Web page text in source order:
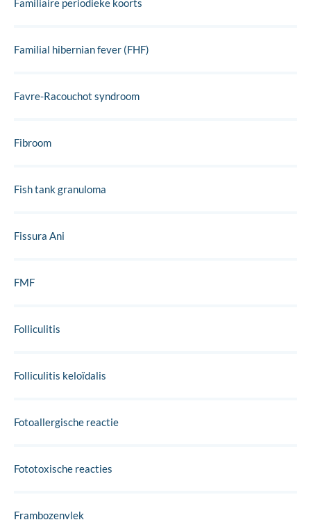
Familiaire periodieke koorts
Familial hibernian fever (FHF)
Favre-Racouchot syndroom
Fibroom
Fish tank granuloma
Fissura Ani
FMF
Folliculitis
Folliculitis keloïdalis
Fotoallergische reactie
Fototoxische reacties
Frambozenvlek